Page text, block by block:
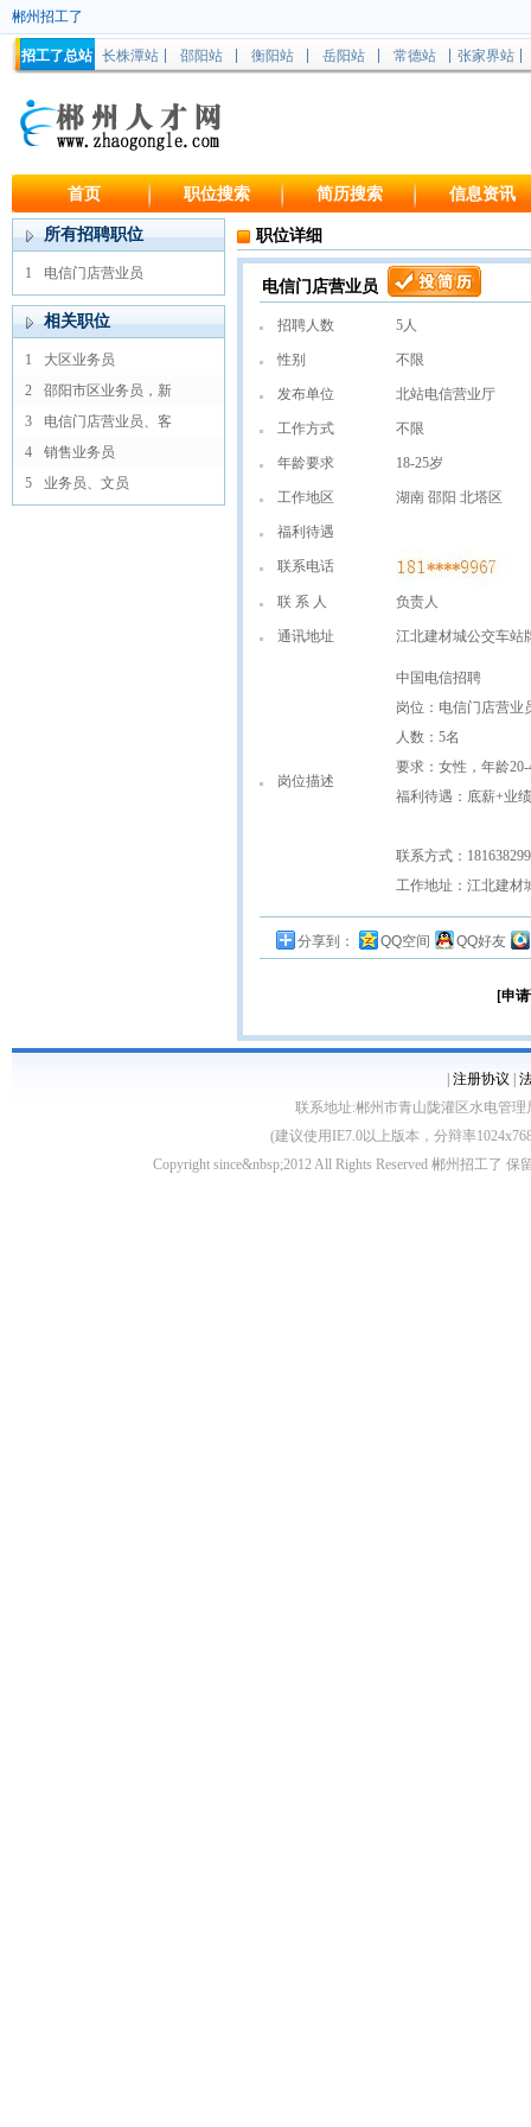
郴州招工了
招工了总站 长株潭站 邵阳站 衡阳站 岳阳站 常德站 张家界站
首页 职位搜索 简历搜索 信息资讯
所有招聘职位
1 电信门店营业员
相关职位
1
大区业务员
2
邵阳市区业务员，新
3
电信门店营业员、客
4
销售业务员
5
业务员、文员
职位详细
电信门店营业员
招聘人数 5人
性别 不限
发布单位 北站电信营业厅
工作方式 不限
年龄要求 18-25岁
工作地区 湖南 邵阳 北塔区
福利待遇
联系电话
联 系 人 负责人
通讯地址 江北建材城公交车站
岗位描述
中国电信招聘
岗位：电信门店营业
人数：5名
要求：女性，年龄20-
福利待遇：底薪+业
联系方式：
工作地址：江北建材
分享到： QQ空间 QQ好友
[申
注册协议
联系地址:郴州市青山陇灌区水电管理
(建议使用IE7.0以上版本，分辩率
Copyright since&nbsp;2012 All Rights Reserved 郴州招工了